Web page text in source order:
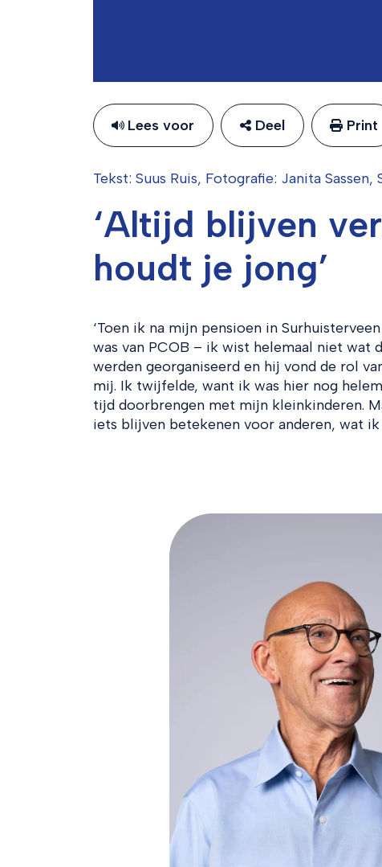
Lees voor Deel Print
Tekst: Suus Ruis, Fotografie: Janita
‘Altijd blijven
houdt je jong’
‘Toen ik na mijn pensioen in
was van PCOB – ik wist helemaal niet wat
werden georganiseerd en hij vond de rol
mij. Ik twijfelde, want ik was hier nog
tijd doorbrengen met mijn kleinkinderen.
iets blijven betekenen voor anderen, wat